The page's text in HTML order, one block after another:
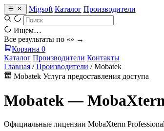
Migsoft Каталог Производители
Ищем…
Все результаты по «» →
Корзина 0
Каталог Производители Контакты
Главная / Производители / Mobatek
Mobatek Услуга предоставления доступа
Mobatek —
Официальные лицензии MobaXterm